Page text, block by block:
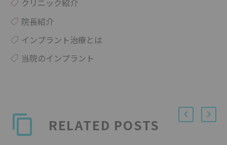
クリニック紹介
院長紹介
インプラント治療とは
当院のインプラント
RELATED POSTS